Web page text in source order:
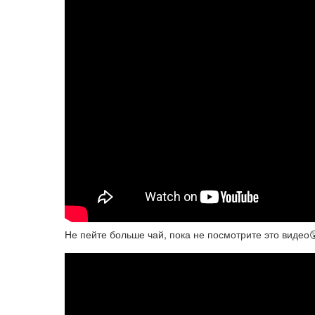
Не пейте больше чай, пока не посмотрите это